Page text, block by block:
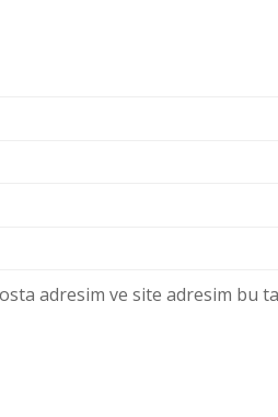
adresim ve site adresim bu